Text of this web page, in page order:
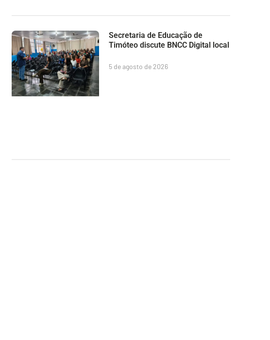
Secretaria de Educação de
Timóteo discute BNCC Digital local
5 de agosto de 2026